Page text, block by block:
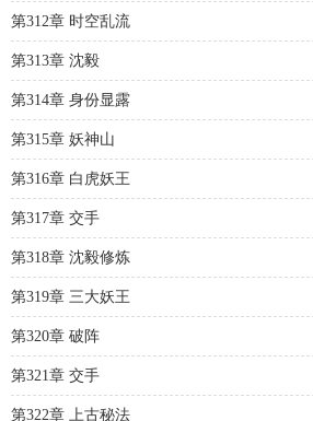
第312章 时空乱流
第313章 沈毅
第314章 身份显露
第315章 妖神山
第316章 白虎妖王
第317章 交手
第318章 沈毅修炼
第319章 三大妖王
第320章 破阵
第321章 交手
第322章 上古秘法